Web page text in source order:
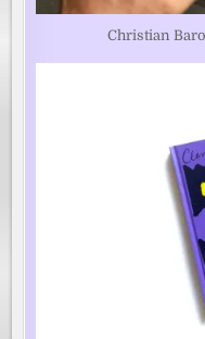
Christian